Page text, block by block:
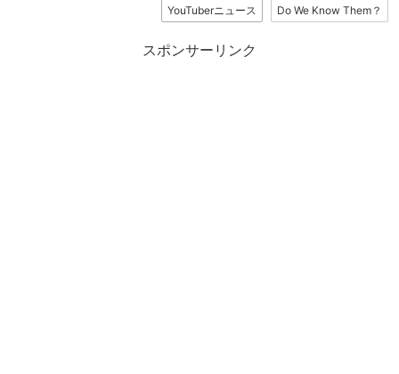
YouTuberニュース Do We Know Them？
スポンサーリンク